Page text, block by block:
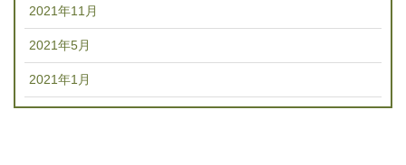
2021年11月
2021年5月
2021年1月